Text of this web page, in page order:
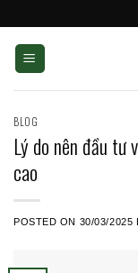
content
BLOG
Lý do nên đầu tư
cao
POSTED ON 30/03/2025